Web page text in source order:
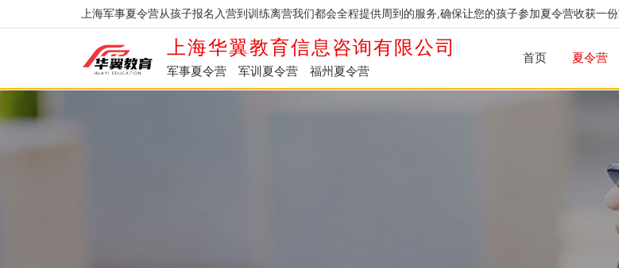
上海军事夏令营从孩子报名入营到训练离营我们都会全程提供周到的服务,确保让您的孩子参加夏令营收获一
上海华翼教育信息咨询有限公司
军事夏令营 军训夏令营 福州夏令营
首页 夏令营